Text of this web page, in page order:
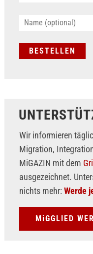
Wir informieren
Migration,
MiGAZIN mit dem
ausgezeichnet.
nichts mehr: Werde
MiGGLIED